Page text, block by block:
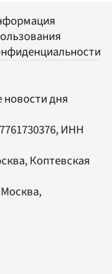
новости дня
ИНН
Коптевская
Москва,